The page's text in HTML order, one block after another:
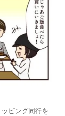
ピング同行を